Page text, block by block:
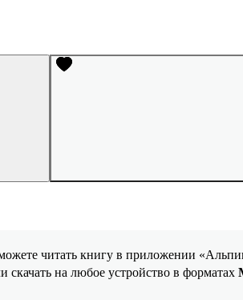
читать книгу в приложении
скачать на любое устройство в форматах